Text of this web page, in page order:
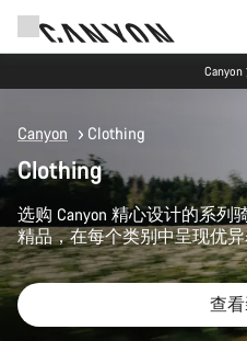
Canyon Clothing
Clothing
选购 Canyon 精心设计的系
精品，在每个类别中呈现优
查